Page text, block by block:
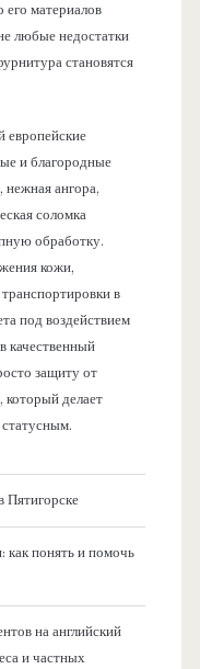
его материалов
любые недостатки
становятся
европейские
и благородные
ангора,
соломка
обработку.
кожи,
в
под воздействием
качественный
защиту от
который делает
Пятигорске
как понять и помочь
на английский
и частных